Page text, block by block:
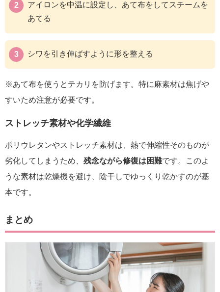
アイロンを中温に設定し、あて布をしてスチームを
あてる
シワを引き伸ばすように形を整える
※あて布を使うとテカリを防げます。特に麻素材は焦げや
すいため注意が必要です。
ストレッチ素材や化学繊維
ポリウレタンやストレッチ素材は、熱で伸縮性そのものが
劣化してしまうため、 残念ながら修復は困難です。このよ
うな素材は乾燥機を避け、陰干しでゆっくり乾かすのが基
本です。
まとめ